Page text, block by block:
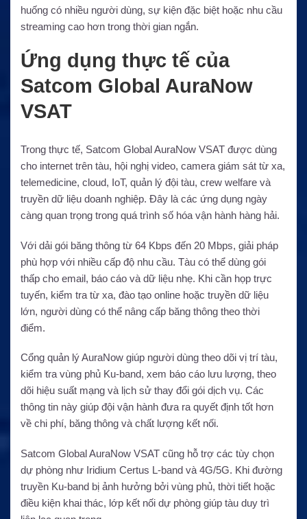
huống có nhiều người dùng, sự kiện đặc biệt hoặc nhu cầu
streaming cao hơn trong thời gian ngắn.
Ứng dụng thực tế của
Satcom Global AuraNow
VSAT
Trong thực tế, Satcom Global AuraNow VSAT được dùng
cho internet trên tàu, hội nghị video, camera giám sát từ xa,
telemedicine, cloud, IoT, quản lý đội tàu, crew welfare và
truyền dữ liệu doanh nghiệp. Đây là các ứng dụng ngày
càng quan trọng trong quá trình số hóa vận hành hàng hải.
Với dải gói băng thông từ 64 Kbps đến 20 Mbps, giải pháp
phù hợp với nhiều cấp độ nhu cầu. Tàu có thể dùng gói
thấp cho email, báo cáo và dữ liệu nhẹ. Khi cần họp trực
tuyến, kiểm tra từ xa, đào tạo online hoặc truyền dữ liệu
lớn, người dùng có thể nâng cấp băng thông theo thời
điểm.
Cổng quản lý AuraNow giúp người dùng theo dõi vị trí tàu,
kiểm tra vùng phủ Ku-band, xem báo cáo lưu lượng, theo
dõi hiệu suất mạng và lịch sử thay đổi gói dịch vụ. Các
thông tin này giúp đội vận hành đưa ra quyết định tốt hơn
về chi phí, băng thông và chất lượng kết nối.
Satcom Global AuraNow VSAT cũng hỗ trợ các tùy chọn
dự phòng như Iridium Certus L-band và 4G/5G. Khi đường
truyền Ku-band bị ảnh hưởng bởi vùng phủ, thời tiết hoặc
điều kiện khai thác, lớp kết nối dự phòng giúp tàu duy trì